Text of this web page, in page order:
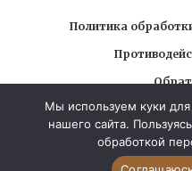
Политика
Использование
материалов без
© 2026
Толстого.
Мы используем куки
нашего сайта.
обработкой